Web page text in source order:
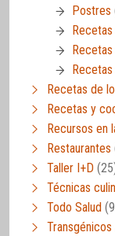
Postres
Recetas de
Recetas y
Recursos en
Restaurantes
Taller I+D
Técnicas
Todo Salud
Transgénicos